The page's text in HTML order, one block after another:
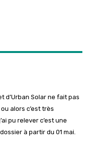
d’Urban Solar ne fait pas
alors c’est très
pu relever c’est une
à partir du 01 mai.